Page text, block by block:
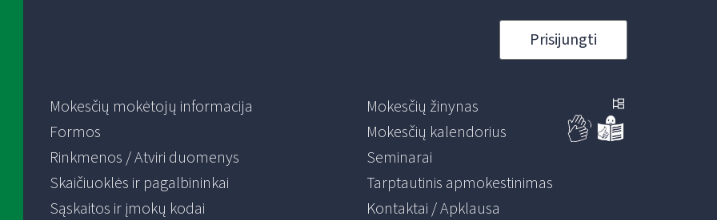
Prisijungti
Mokesčių mokėtojų informacija
Formos
Rinkmenos / Atviri duomenys
Skaičiuoklės ir pagalbininkai
Sąskaitos ir įmokų kodai
Mokesčių žinynas
Mokesčių kalendorius
Seminarai
Tarptautinis apmokestinimas
Kontaktai / Apklausa